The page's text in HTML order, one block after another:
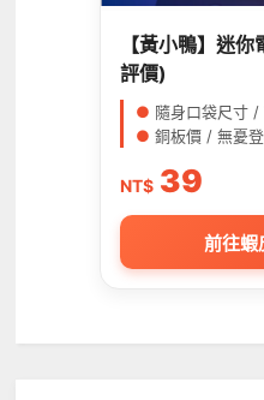
【黃小鴨】迷
評價)
● 隨身口袋尺寸
● 銅板價 / 無憂
NT$ 39
前往蝦